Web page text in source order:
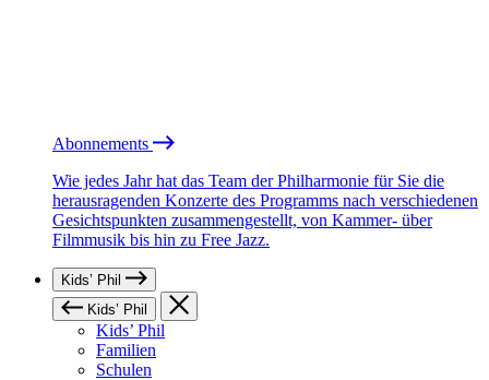
Abonnements
Wie jedes Jahr hat das Team der Philharmonie für Sie die
herausragenden Konzerte des Programms nach verschiedenen
Gesichtspunkten zusammengestellt, von Kammer- über
Filmmusik bis hin zu Free Jazz.
Kids’ Phil
Kids’ Phil
Kids’ Phil
Familien
Schulen